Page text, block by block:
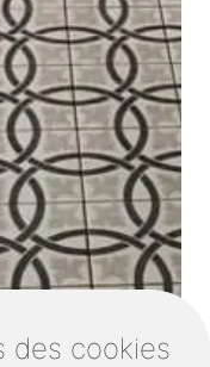
des cookies